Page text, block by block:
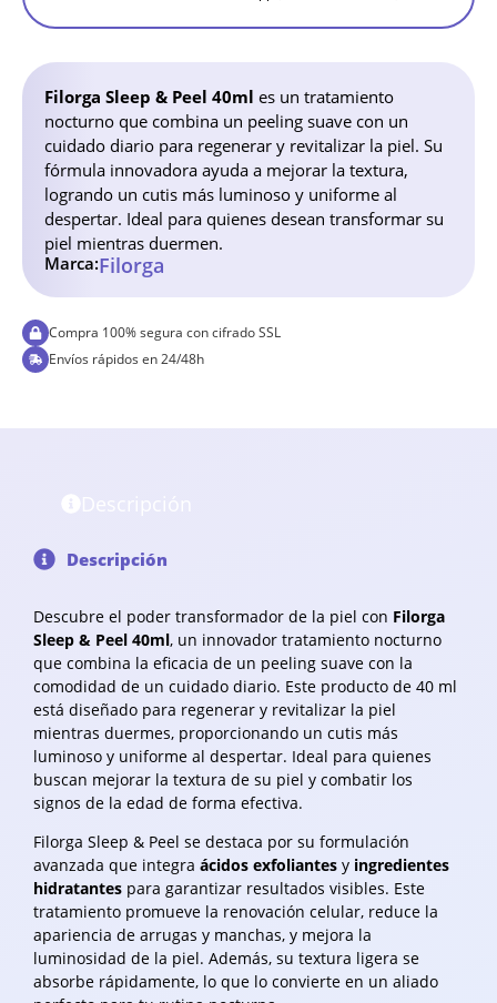
Filorga Sleep & Peel 40ml es un tratamiento
nocturno que combina un peeling suave con un
cuidado diario para regenerar y revitalizar la piel. Su
fórmula innovadora ayuda a mejorar la textura,
logrando un cutis más luminoso y uniforme al
despertar. Ideal para quienes desean transformar su
piel mientras duermen.
Marca:Filorga
Compra 100% segura con cifrado SSL
Envíos rápidos en 24/48h
Descripción
Descubre el poder transformador de la piel con Filorga
Sleep & Peel 40ml, un innovador tratamiento nocturno
que combina la eficacia de un peeling suave con la
comodidad de un cuidado diario. Este producto de 40 ml
está diseñado para regenerar y revitalizar la piel
mientras duermes, proporcionando un cutis más
luminoso y uniforme al despertar. Ideal para quienes
buscan mejorar la textura de su piel y combatir los
signos de la edad de forma efectiva.
Filorga Sleep & Peel se destaca por su formulación
avanzada que integra ácidos exfoliantes y ingredientes
hidratantes para garantizar resultados visibles. Este
tratamiento promueve la renovación celular, reduce la
apariencia de arrugas y manchas, y mejora la
luminosidad de la piel. Además, su textura ligera se
absorbe rápidamente, lo que lo convierte en un aliado